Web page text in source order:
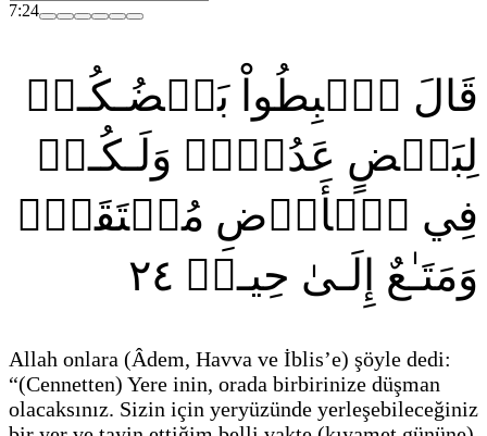
7:24
قَالَ ٱهۡبِطُواْ بَعۡضُـكُـمۡ
لِبَعۡضٍ عَدُوّٞۖ وَلَـكُـمۡ
فِي ٱلۡأَرۡضِ مُسۡتَقَرّٞ
وَمَتَـٰعٌ إِلَـىٰ حِيـنٖ ٢٤
Allah onlara (Âdem, Havva ve İblis’e) şöyle dedi:
“(Cennetten) Yere inin, orada birbirinize düşman
olacaksınız. Sizin için yeryüzünde yerleşebileceğiniz